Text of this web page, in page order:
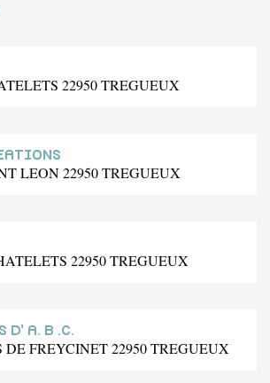
22950 TREGUEUX
LEON 22950 TREGUEUX
22950 TREGUEUX
D' A. B .C.
DE FREYCINET 22950 TREGUEUX